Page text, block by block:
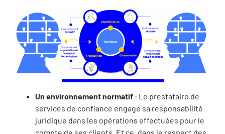
Un environnement normatif : Le prestataire de
services de confiance engage sa responsabilité
juridique dans les opérations effectuées pour le
compte de ses clients. Et ce, dans le respect des